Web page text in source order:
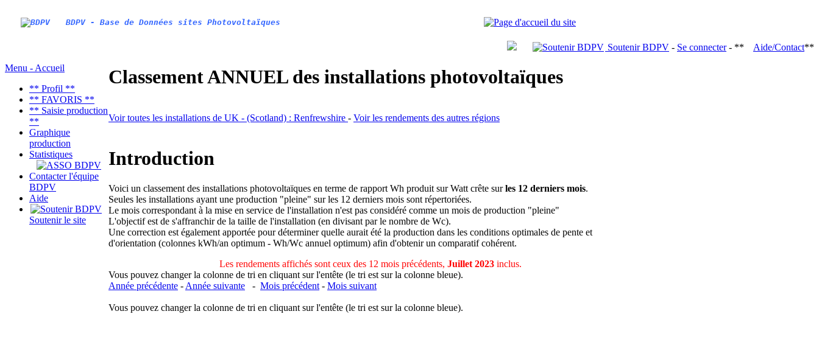
BDPV - Base de Données sites Photovoltaïques
Soutenir BDPV - Se connecter- ** Aide/Contact**
Menu - Accueil
** Profil **
** FAVORIS **
** Saisie production
**
Graphique
production
Statistiques
Contacter l'équipe
BDPV
Aide
Soutenir le site
Classement ANNUEL des installations photovoltaïques
Voir toutes les installations de UK - (Scotland) : Renfrewshire - Voir les rendements des autres régions
Introduction
Voici un classement des installations photovoltaïques en terme de rapport Wh produit sur Watt crête surles 12 derniers mois.
Seules les installations ayant une production "pleine" sur les 12 derniers mois sont répertoriées.
Le mois correspondant à la mise en service de l'installation n'est pas considéré comme un mois de production "pleine"
L'objectif est de s'affranchir de la taille de l'installation (en divisant par le nombre de Wc).
Une correction est également apportée pour déterminer quelle aurait été la production dans les conditions optimales de pente et
d'orientation (colonnes kWh/an optimum - Wh/Wc annuel optimum) afin d'obtenir un comparatif cohérent.
Les rendements affichés sont ceux des 12 mois précédents, Juillet 2023 inclus.
Vous pouvez changer la colonne de tri en cliquant sur l'entête (le tri est sur la colonne bleue).
Année précédente - Année suivante - Mois précédent - Mois suivant
Vous pouvez changer la colonne de tri en cliquant sur l'entête (le tri est sur la colonne bleue).